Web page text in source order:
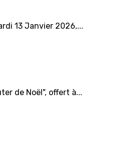
13 Janvier 2026,...
de Noël", offert à...